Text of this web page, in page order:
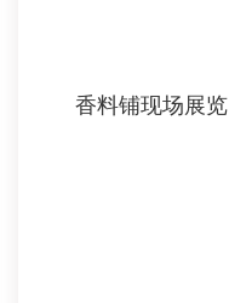
香料铺现场展览